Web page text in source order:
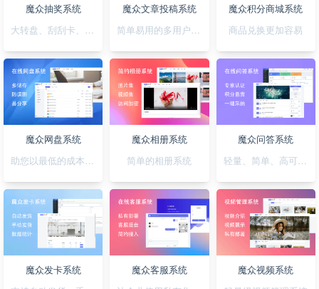
魔众抽奖系统
大转盘、刮刮卡、积分、红包一站全搞定
魔众文章投稿系统
简单易用的多用户文章投稿系统
魔众积分商城系统
商品兑换更加容易
魔众网盘系统
魔众相册系统
简单的相册系统
魔众问答系统
魔众发卡系统
魔众客服系统
魔众视频系统